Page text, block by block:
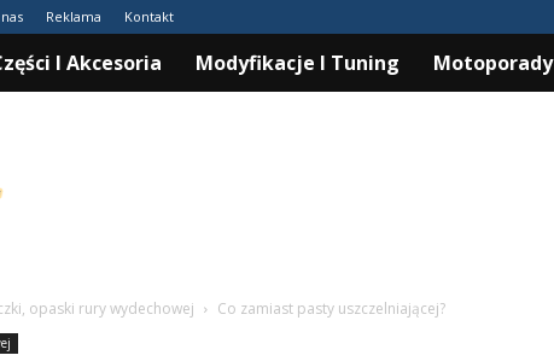
Reklama Kontakt
I Akcesoria Modyfikacje I Tuning Motoporady
opaski rury wydechowej Co zamiast pasty uszczelniającej?